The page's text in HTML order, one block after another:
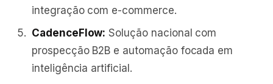
integração com e-commerce.
CadenceFlow: Solução nacional com
prospecção B2B e automação focada em
inteligência artificial.